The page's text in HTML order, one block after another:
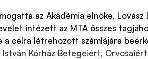
az Akadémia elnöke, Lovász
intézett az MTA összes
a célra létrehozott számlájára
István Kórház Betegeiért,